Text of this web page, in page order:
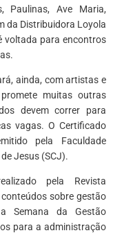
Paulinas, Ave Maria,
da Distribuidora Loyola
voltada para encontros
ainda, com artistas e
muitas outras
devem correr para
vagas. O Certificado
pela Faculdade
Jesus (SCJ).
pela Revista
sobre gestão
Semana da Gestão
para a administração